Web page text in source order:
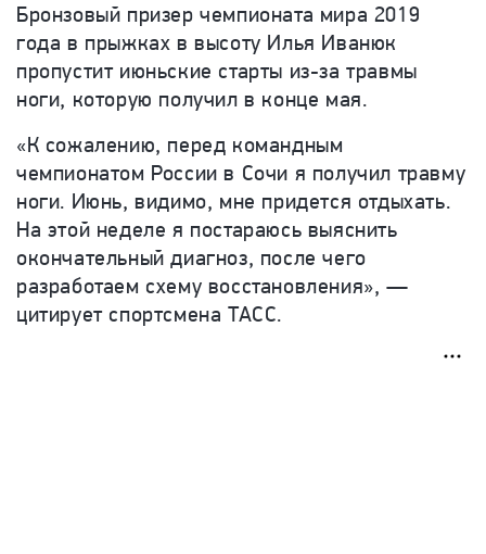
Бронзовый призер чемпионата мира 2019
года в прыжках в высоту Илья Иванюк
пропустит июньские старты из-за травмы
ноги, которую получил в конце мая.
«К сожалению, перед командным
чемпионатом России в Сочи я получил травму
ноги. Июнь, видимо, мне придется отдыхать.
На этой неделе я постараюсь выяснить
окончательный диагноз, после чего
разработаем схему восстановления», —
цитирует спортсмена ТАСС.